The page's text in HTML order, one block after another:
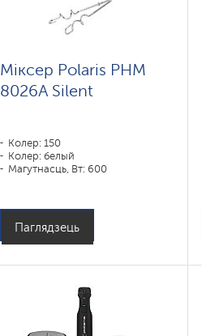
Міксер Polaris PHM
8026A Silent
Колер: 150
Колер: белый
Магутнасць, Вт: 600
Паглядзець